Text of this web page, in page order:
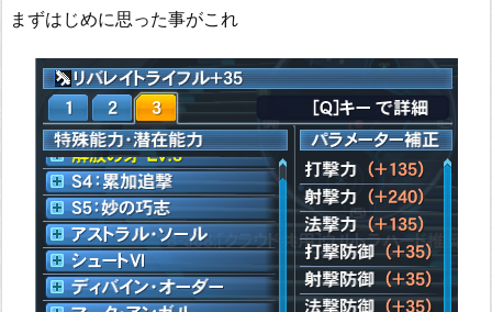
まずはじめに思った事がこれ